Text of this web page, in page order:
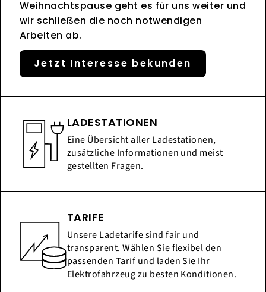
Weihnachtspause geht es für uns weiter und
wir schließen die noch notwendigen
Arbeiten ab.
Jetzt Interesse bekunden
LADESTATIONEN
Eine Übersicht aller Ladestationen,
zusätzliche Informationen und meist
gestellten Fragen.
TARIFE
Unsere Ladetarife sind fair und
transparent. Wählen Sie flexibel den
passenden Tarif und laden Sie Ihr
Elektrofahrzeug zu besten Konditionen.